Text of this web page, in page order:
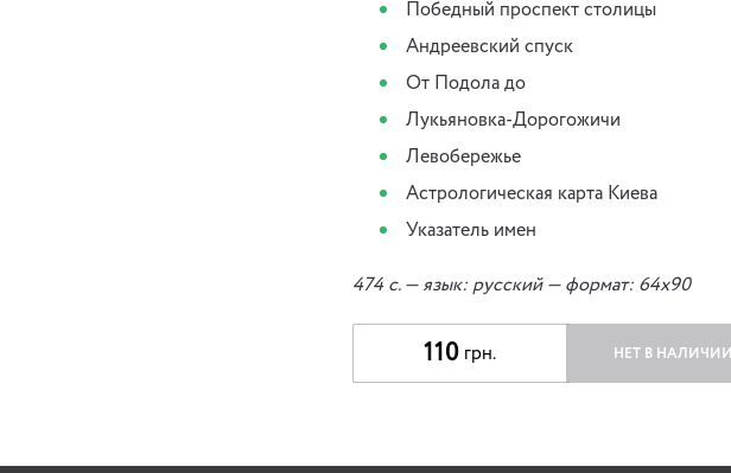
Победный проспект столицы
Андреевский спуск
От Подола до
Лукьяновка-Дорогожичи
Левобережье
Астрологическая карта Киева
Указатель имен
474 c. — язык: русский — формат: 64х90
110грн. НЕТ В НАЛИЧИИ